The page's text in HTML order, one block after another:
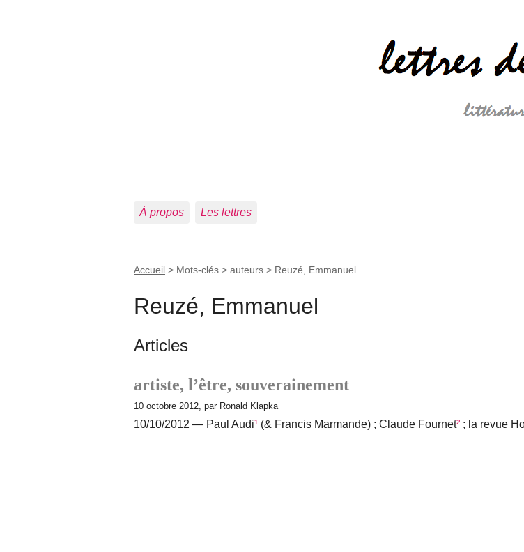
À propos Les lettres
Accueil > Mots-clés > auteurs > Reuzé, Emmanuel
Reuzé, Emmanuel
Articles
artiste, l’être, souverainement
10 octobre 2012, par Ronald Klapka
10/10/2012 — Paul Audi¹ (& Francis Marmande) ; Claude Fournet² ; la revue